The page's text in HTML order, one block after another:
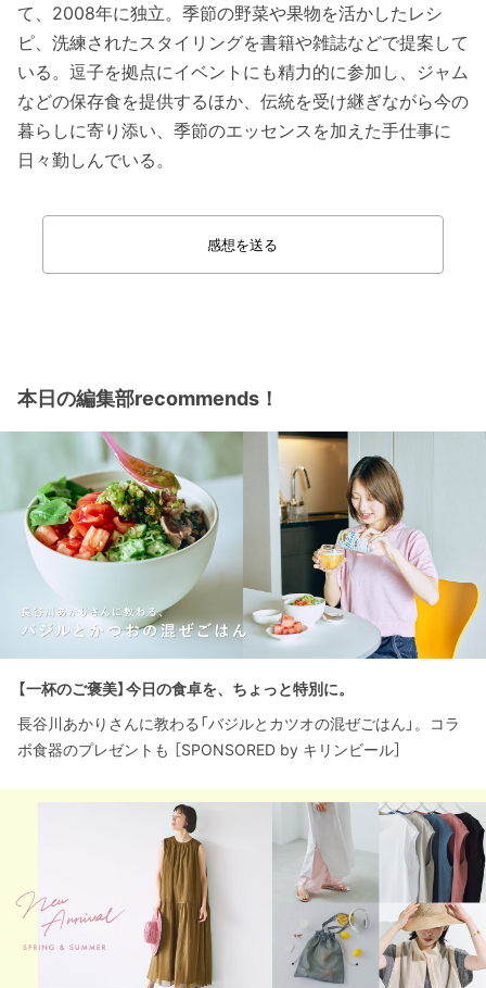
て、2008年に独立。季節の野菜や果物を活かしたレシ
ピ、洗練されたスタイリングを書籍や雑誌などで提案して
いる。逗子を拠点にイベントにも精力的に参加し、ジャム
などの保存食を提供するほか、伝統を受け継ぎながら今の
暮らしに寄り添い、季節のエッセンスを加えた手仕事に
日々勤しんでいる。
感想を送る
本日の編集部recommends！
【一杯のご褒美】今日の食卓を、ちょっと特別に。
長谷川あかりさんに教わる「バジルとカツオの混ぜごはん」。コラ
ボ食器のプレゼントも ［SPONSORED by キリンビール］